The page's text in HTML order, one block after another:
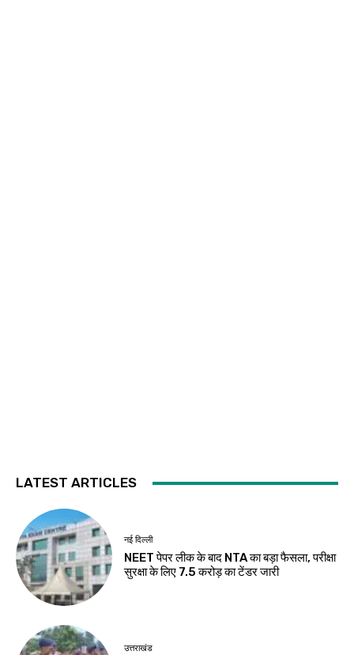
LATEST ARTICLES
नई दिल्ली
NEET पेपर लीक के बाद NTA का बड़ा फैसला, परीक्षा
सुरक्षा के लिए ₹7.5 करोड़ का टेंडर जारी
उत्तराखंड